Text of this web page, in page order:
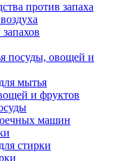
против запаха
посуды, овощей и
мытья
и фруктов
машин
стирки